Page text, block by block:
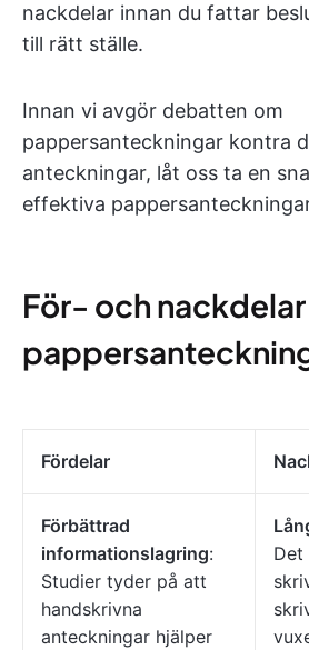
nackdelar innan du fattar
till rätt ställe.
Innan vi avgör debatten om
pappersanteckningar kontra
anteckningar, låt oss ta en
effektiva
För- och
Fördelar
Förbättrad
informationslagring:
Studier tyder på att
handskrivna
anteckningar hjälper
Det